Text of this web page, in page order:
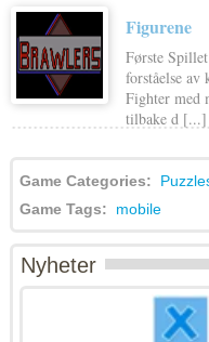
Figurene
Første
forståelse av
Fighter med
tilbake d [...]
Game Categories:
Game Tags: mobile
Nyheter